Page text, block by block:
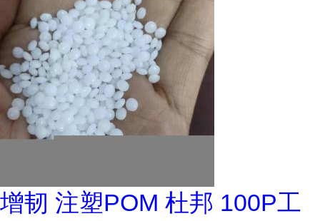
增韧 注塑POM 杜邦 100P工